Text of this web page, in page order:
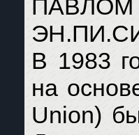
ПАВЛОМ
В 1983
на
Union)